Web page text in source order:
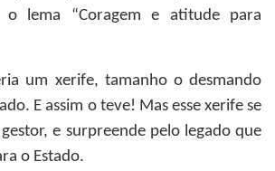
o lema “Coragem e atitude para
um xerife, tamanho o desmando
E assim o teve! Mas esse xerife se
e surpreende pelo legado que
o Estado.